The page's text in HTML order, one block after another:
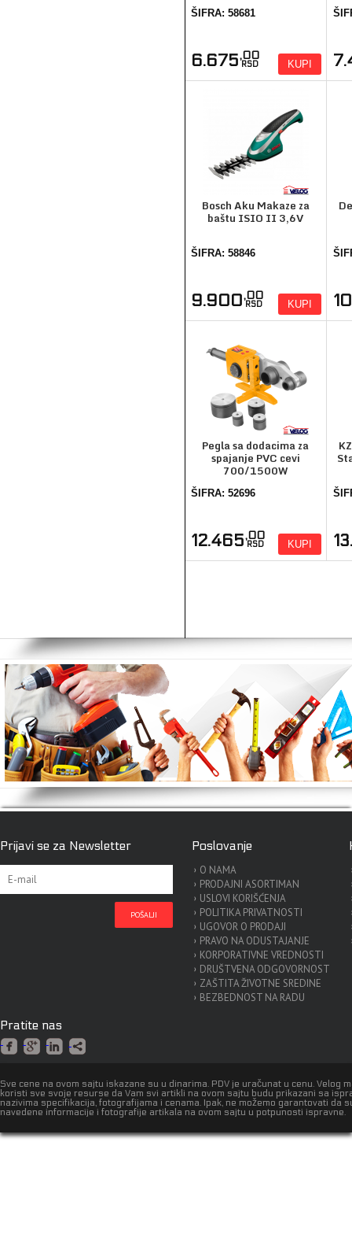
ŠIFRA: 58681
6.675,00
RSD KUPI
Bosch Aku Makaze za
baštu ISIO II 3,6V
ŠIFRA: 58846
9.900,00
RSD KUPI
Pegla sa dodacima za
spajanje PVC cevi
700/1500W
ŠIFRA: 52696
12.465,00
RSD KUPI
Prijavi se za Newsletter Poslovanje
O NAMA
PRODAJNI ASORTIMAN
USLOVI KORIŠĆENJA
POLITIKA PRIVATNOSTI
UGOVOR O PRODAJI
PRAVO NA ODUSTAJANJE
KORPORATIVNE VREDNOSTI
DRUŠTVENA ODGOVORNOST
ZAŠTITA ŽIVOTNE SREDINE
BEZBEDNOST NA RADU
Pratite nas
Sve cene na ovom sajtu iskazane su u dinarima. PDV je uračunat u cenu. Velog
koristi sve svoje resurse da Vam svi artikli na ovom sajtu budu prikazani sa
nazivima specifikacija, fotografijama i cenama. Ipak, ne možemo garantovati da
navedene informacije i fotografije artikala na ovom sajtu u potpunosti ispravne.